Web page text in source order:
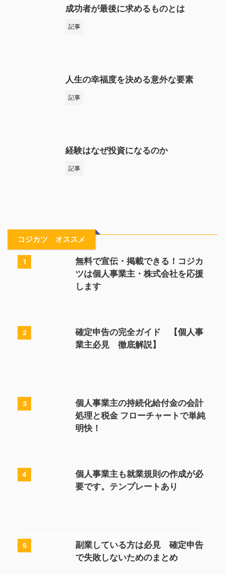
成功者が最後に求めるものとは
記事
人生の幸福度を決める意外な要素
記事
経験はなぜ投資になるのか
記事
コジカツ オススメ
1
無料で宣伝・掲載できる！コジカ
ツは個人事業主・株式会社を応援
します
2
確定申告の完全ガイド 【個人事
業主必見 徹底解説】
3
個人事業主の持続化給付金の会計
処理と税金 フローチャートで単純
明快！
4
個人事業主も就業規則の作成が必
要です。テンプレートあり
5
副業している方は必見 確定申告
で失敗しないためのまとめ